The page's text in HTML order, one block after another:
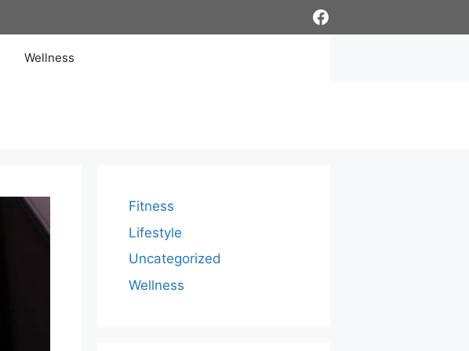
Facebook
Wellness
Fitness
Lifestyle
Uncategorized
Wellness